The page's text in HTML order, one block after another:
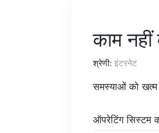
काम
श्रेणी: इंटरनेट
समस्याओं को खत्म
ऑपरेटिंग सिस्टम